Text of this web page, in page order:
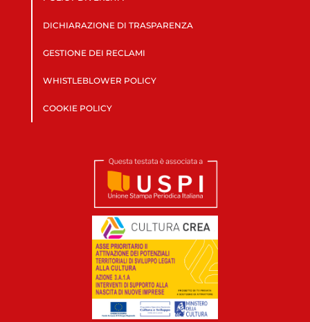
DICHIARAZIONE DI TRASPARENZA
GESTIONE DEI RECLAMI
WHISTLEBLOWER POLICY
COOKIE POLICY